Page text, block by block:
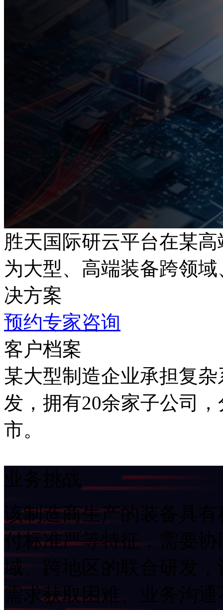
胜天国际研云平台在某
为大型、高端装备跨领
决方案
预约专家咨询
客户档案
某大型制造企业承担复
发，拥有20余家子公司
市。
该制造商生产的装备具有科
付标准严等特征，需
域、跨地区的联合研发
需求获取困难、业务沟通